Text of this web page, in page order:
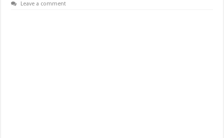
Leave a comment